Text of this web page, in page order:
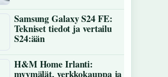
Samsung Galaxy S24 FE:
Tekniset tiedot ja vertailu
S24:ään
H&M Home Irlanti:
myymälät, verkkokauppa ja